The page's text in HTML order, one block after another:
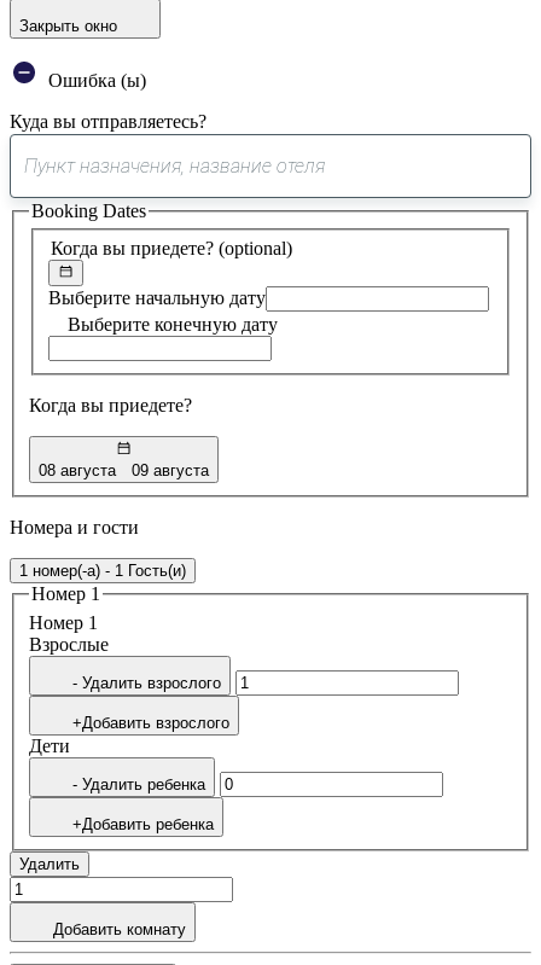
Закрыть окно
Ошибка (ы)
Куда вы отправляетесь?
0
предложение
найдено
Когда вы приедете? (optional)
Выберите начальную дату
Выберите конечную дату
Когда вы приедете?
08 августа 09 августа
Booking Dates
Номера и гости
1 номер(-а) - 1 Гость(и)
Номер 1
Номер 1
Bзрослые
- Удалить взрослого
+Добавить взрослого
Дети
- Удалить ребенка
+Добавить ребенка
Удалить
Добавить комнату